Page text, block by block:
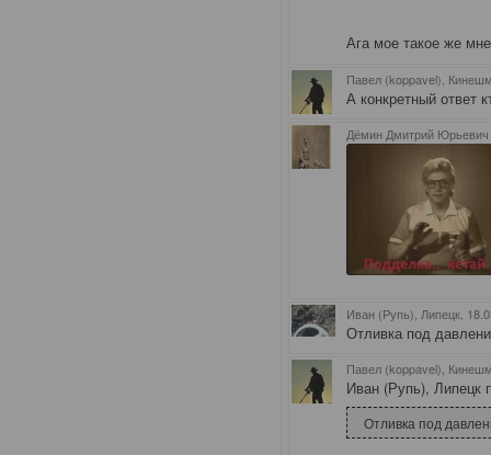
Ага мое такое же
Павел (koppavel),
А конкретный ответ
Дёмин Дмитрий Юрьевич
Иван (Рупь), Липецк ,
Отливка под
Павел (koppavel),
Иван (Рупь), Липецк
Отливка под